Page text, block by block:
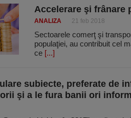
Accelerare şi frânare
ANALIZA 21 feb 2018
Sectoarele comerţ şi
populaţiei, au contribuit cel
ce [...]
subiecte, preferate de
şi a le fura banii ori